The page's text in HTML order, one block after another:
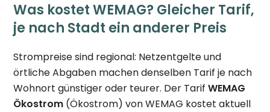
Was kostet WEMAG? Gleicher Tarif,
je nach Stadt ein anderer Preis
Strompreise sind regional: Netzentgelte und
örtliche Abgaben machen denselben Tarif je nach
Wohnort günstiger oder teurer. Der TarifWEMAG
Ökostrom (Ökostrom) von WEMAG kostet aktuell